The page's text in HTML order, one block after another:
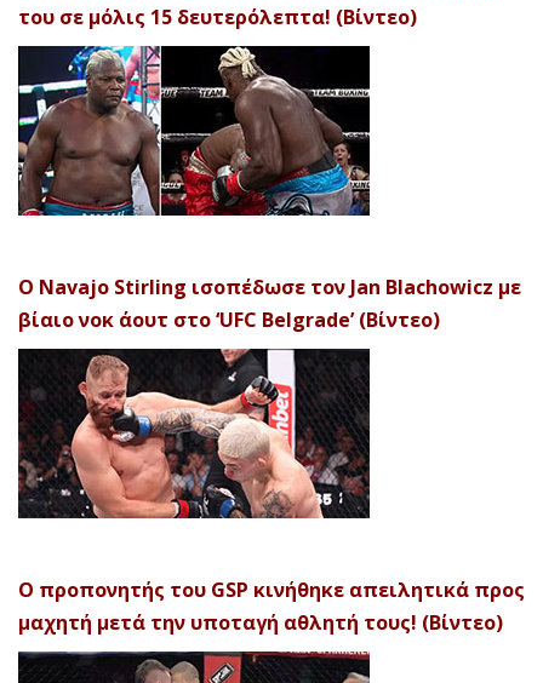
του σε μόλις 15 δευτερόλεπτα! (Βίντεο)
Ο Navajo Stirling ισοπέδωσε τον Jan Blachowicz με
βίαιο νοκ άουτ στο ‘UFC Belgrade’ (Βίντεο)
Ο προπονητής του GSP κινήθηκε απειλητικά προς
μαχητή μετά την υποταγή αθλητή τους! (Βίντεο)